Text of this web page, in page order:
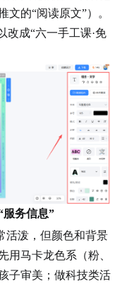
的“阅读原文”）。
改成“六一手工课·免
服务信息”
活泼，但颜色和背景
用马卡龙色系（粉、
子审美；做科技类活